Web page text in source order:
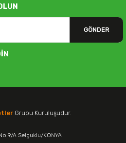
GÖNDER
Grubu Kuruluşudur.
A Selçuklu/KONYA